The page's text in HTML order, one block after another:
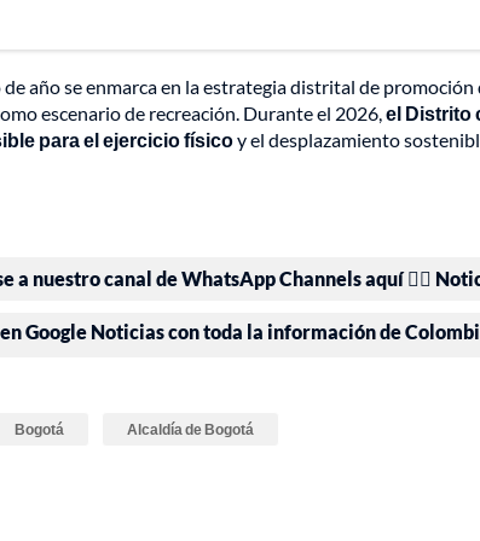
año se enmarca en la estrategia distrital de
escenario de recreación. Durante el 2026,el Distrito
para el ejercicio físicoy el desplazamiento
a nuestro canal de WhatsApp Channels aquí 👉🏻
Google Noticias con toda la información de
Bogotá Alcaldía de Bogotá